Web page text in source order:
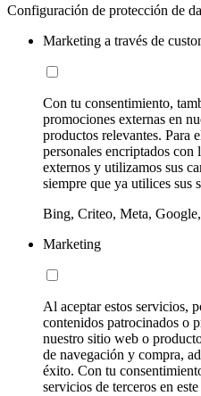
Configuración de protección de
Marketing a través de
Con tu consentimiento,
promociones externas en
productos relevantes. Para
personales encriptados con
externos y utilizamos sus
siempre que ya utilices sus
Bing, Criteo, Meta,
Marketing
Al aceptar estos servicios,
contenidos patrocinados o
nuestro sitio web o
de navegación y compra,
éxito. Con tu
servicios de terceros en